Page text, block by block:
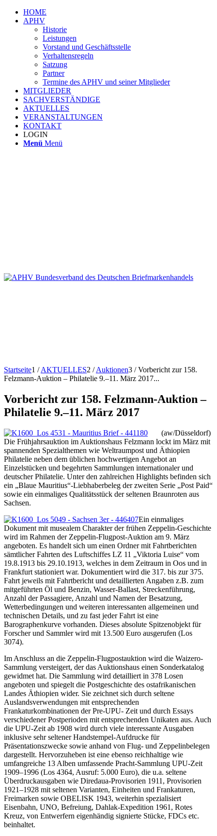
HOME
APHV
Historie
Leistungen
Vorstand und Geschäftsstelle
Verhaltensregeln
Satzung
Partner
Termine des APHV und seiner Mitglieder
MITGLIEDER
SACHVERSTÄNDIGE
AKTUELLES
VERANSTALTUNGEN
KONTAKT
LOGIN
Menü Menü
Startseite1 / AKTUELLES2 / Auktionen3 / Vorbericht zur 158.
Felzmann-Auktion – Philatelie 9.–11. März 2017...
Vorbericht zur 158. Felzmann-Auktion –
Philatelie 9.–11. März 2017
(aw/Düsseldorf)
Die Frühjahrsauktion im Auktionshaus Felzmann lockt im März mit
spannenden Spezialthemen wie Weltraumpost und Äthiopien
Philatelie neben dem üblichen hochwertigen Angebot an
Einzelstücken und begehrten Sammlungen internationaler und
deutscher Philatelie. Unter den zahlreichen Highlights befinden sich
ein „Blaue Mauritius“-Liebhaberbeleg der zweiten Serie „Post Paid“
sowie ein einmaliges Qualitätsstück der seltenen Braunroten aus
Sachsen.
Ein einmaliges
Dokument mit musealem Charakter der frühen Zeppelin-Geschichte
wird im Rahmen der Zeppelin-Flugpost-Auktion am 9. März
angeboten. Es handelt sich um einen Ordner mit Fahrtberichten
sämtlicher Fahrten des Luftschiffes LZ 11 „Viktoria Luise“ vom
19.8.1913 bis 29.10.1913, welches in dem Zeitraum in Oos und in
Frankfurt stationiert war. Dokumentiert wird die 317. bis zur 375.
Fahrt jeweils mit Fahrtbericht und detaillierten Angaben z.B. zum
mitgeführten Öl und Benzin, Wasser-Ballast, Streckenführung,
Anzahl der Passagiere, Anzahl und Namen der Besatzung,
Wetterbedingungen und weiteren interessanten allgemeinen und
technischen Details, und zu fast jeder Fahrt ist eine
Barographenkurve vorhanden. Dieses absolute Spitzenobjekt für
Forscher und Sammler wird mit 13.500 Euro ausgerufen (Los
3074).
Im Anschluss an die Zeppelin-Flugpostauktion wird die Waizero-
Sammlung versteigert, der das Auktionshaus einen Sonderkatalog
gewidmet hat. Die Sammlung wird detailliert in 378 Losen
angeboten und spiegelt die Postgeschichte des ostafrikanischen
Landes Äthiopien wider. Sie zeichnet sich durch seltene
Auslandsverwendungen mit entsprechenden
Frankaturkombinationen der Pre-UPU- Zeit und durch Essays
verschiedener Postperioden mit entsprechenden Unikaten aus. Auch
die UPU-Zeit ab 1908 wird durch viele interessante Ausgaben
inklusive sehr seltener Handstempel-Aufdrucke für
Präsentationszwecke sowie anhand von Flug- und Zeppelinbelegen
dargestellt. Hervorzuheben ist eine ebenso reichhaltige wie
umfangreiche 13 Alben umfassende Pracht-Sammlung UPU-Zeit
1909–1996 (Los 4364, Ausruf: 5.000 Euro), die u.a. seltene
Überdruckausgaben wie Diredaua-Provisorien 1911, Provisorien
1921–1928 mit seltenen Varianten, Einheiten und Frankaturen,
Freimarken sowie OBELISK 1943, weiterhin spezialisiert
Eisenbahn, UNO, Befreiung, Dahlak-Expedition 1961, Rotes
Kreuz, von Entwerfern eigenhändig signierte Stücke, FDCs etc.
beinhaltet.